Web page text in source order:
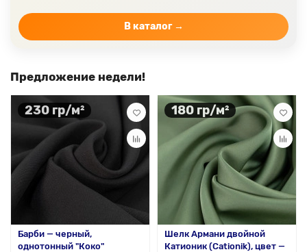
В каталог →
Предложение недели!
230 гр/м²
Барби — черный,
однотонный "Коко"
180 гр/м²
Шелк Армани двойной
Катионик (Cationik), цвет —